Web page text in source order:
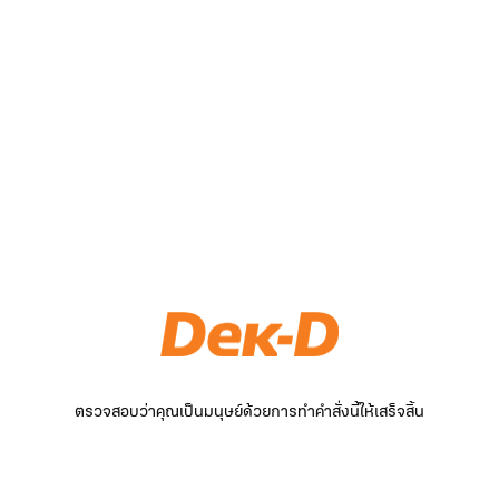
ตรวจสอบว่าคุณเป็นมนุษย์ด้วยการทำคำสั่งนี้ให้เสร็จสิ้น